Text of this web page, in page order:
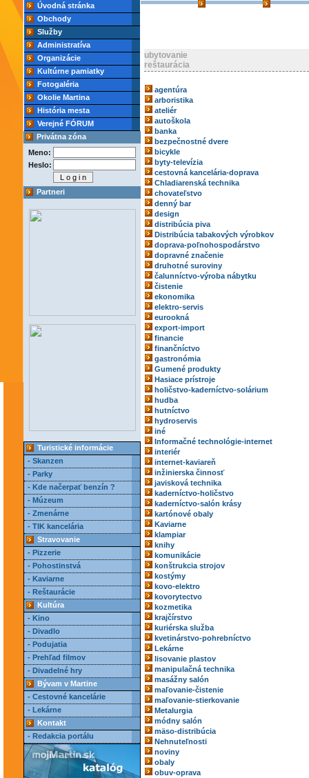
Úvodná stránka
Obchody
Služby
Administratíva
Organizácie
Kultúrne pamiatky
Fotogaléria
Okolie Martina
História mesta
Verejné FÓRUM
Privátna zóna
Meno:
Heslo:
Partneri
Turistické informácie
- Skanzen
- Parky
- Kde načerpať benzín ?
- Múzeum
- Zmenárne
- TIK kancelária
Stravovanie
- Pizzerie
- Pohostinstvá
- Kaviarne
- Reštaurácie
Kultúra
- Kino
- Divadlo
- Podujatia
- Prehľad filmov
- Divadelné hry
Bývam v Martine
- Cestovné kancelárie
- Lekárne
Kontakt
- Redakcia portálu
ubytovanie
reštaurácia
agentúra
arboristika
ateliér
autoškola
banka
bezpečnostné dvere
bicykle
byty-televízia
cestovná kancelária-doprava
Chladiarenská technika
chovateľstvo
denný bar
design
distribúcia piva
Distribúcia tabakových výrobkov
doprava-poľnohospodárstvo
dopravné značenie
druhotné suroviny
čalunníctvo-výroba nábytku
čistenie
ekonomika
elektro-servis
eurookná
export-import
financie
finančníctvo
gastronómia
Gumené produkty
Hasiace prístroje
holičstvo-kaderníctvo-solárium
hudba
hutníctvo
hydroservis
iné
Informačné technológie-internet
interiér
internet-kaviareň
inžinierska činnosť
javisková technika
kaderníctvo-holičstvo
kaderníctvo-salón krásy
kartónové obaly
Kaviarne
klampiar
knihy
komunikácie
konštrukcia strojov
kostýmy
kovo-elektro
kovorytectvo
kozmetika
krajčírstvo
kuriérska služba
kvetinárstvo-pohrebníctvo
Lekárne
lisovanie plastov
manipulačná technika
masážny salón
maľovanie-čistenie
maľovanie-stierkovanie
Metalurgia
módny salón
mäso-distribúcia
Nehnuteľnosti
noviny
obaly
obuv-oprava